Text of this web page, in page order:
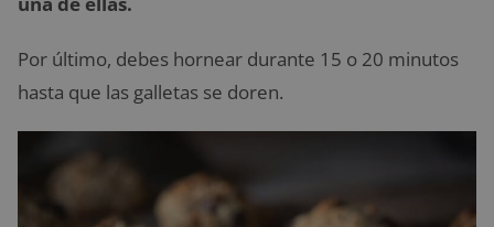
Por último, debes hornear durante 15 o 20 minutos
hasta que las galletas se doren.